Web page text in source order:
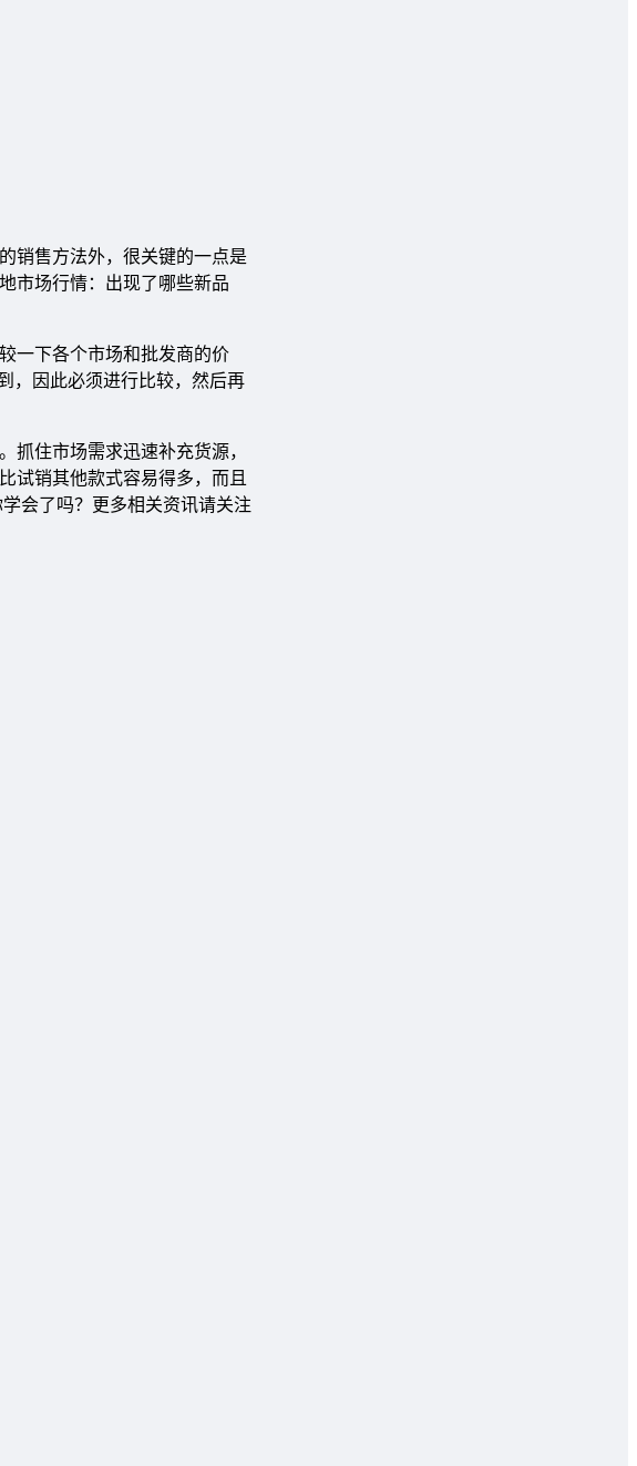
销售方法外，很关键的一点是
市场行情：出现了哪些新品
下各个市场和批发商的价
，因此必须进行比较，然后再
住市场需求迅速补充货源，
试销其他款式容易得多，而且
会了吗？更多相关资讯请关注